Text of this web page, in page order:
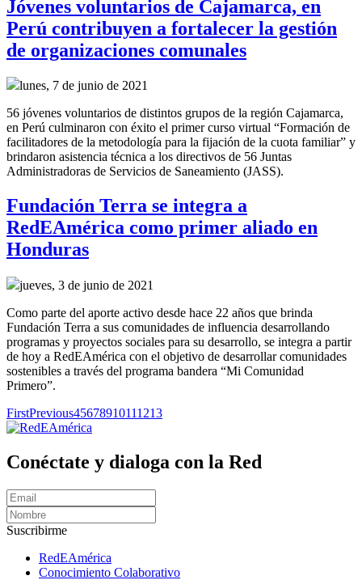
Jóvenes voluntarios de Cajamarca, en
Perú contribuyen a fortalecer la gestión
de organizaciones comunales
lunes, 7 de junio de 2021
56 jóvenes voluntarios de distintos grupos de la región Cajamarca,
en Perú culminaron con éxito el primer curso virtual “Formación de
facilitadores de la metodología para la fijación de la cuota familiar” y
brindaron asistencia técnica a los directivos de 56 Juntas
Administradoras de Servicios de Saneamiento (JASS).
Fundación Terra se integra a
RedEAmérica como primer aliado en
Honduras
jueves, 3 de junio de 2021
Como parte del aporte activo desde hace 22 años que brinda
Fundación Terra a sus comunidades de influencia desarrollando
programas y proyectos sociales para su desarrollo, se integra a partir
de hoy a RedEAmérica con el objetivo de desarrollar comunidades
sostenibles a través del programa bandera “Mi Comunidad
Primero”.
FirstPrevious45678910111213
Conéctate y dialoga con la Red
Suscribirme
RedEAmérica
Conocimiento Colaborativo